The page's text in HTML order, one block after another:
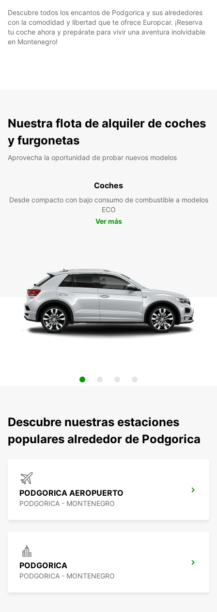
Descubre todos los encantos de Podgorica y sus alrededores
con la comodidad y libertad que te ofrece Europcar. ¡Reserva
tu coche ahora y prepárate para vivir una aventura inolvidable
en Montenegro!
Nuestra flota de alquiler de coches
y furgonetas
Aprovecha la oportunidad de probar nuevos modelos
Coches
Desde compacto con bajo consumo de combustible a modelos
ECO
Ver más
Descubre nuestras estaciones
populares alrededor de Podgorica
PODGORICA AEROPUERTO
PODGORICA - MONTENEGRO
PODGORICA
PODGORICA - MONTENEGRO